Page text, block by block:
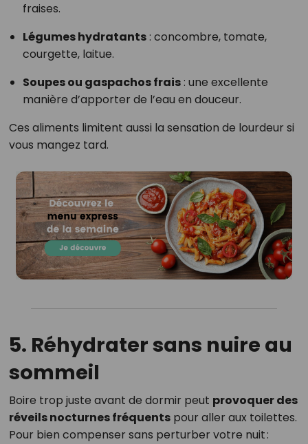
fraises.
Légumes hydratants: concombre, tomate,
courgette, laitue.
Soupes ou gaspachos frais: une excellente
manière d’apporter de l’eau en douceur.
Ces aliments limitent aussi la sensation de lourdeur si
vous mangez tard.
5. Réhydrater sans nuire au
sommeil
Boire trop juste avant de dormir peut provoquer des
réveils nocturnes fréquentspour aller aux toilettes.
Pour bien compenser sans perturber votre nuit :